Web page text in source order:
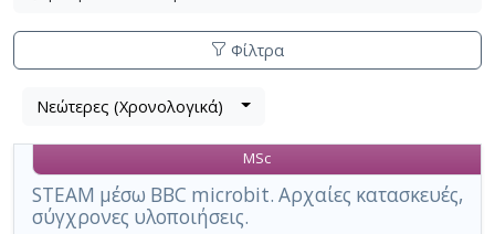
Φίλτρα
Βρέθηκε
αποτέλεσμα
,
σύνολο
Λίστα
τα
αποτελέσματα
αναζήτησης:
Νεώτερες (Χρονολογικά)
STEAM μέσω BBC microbit. Αρχαίες κατασκευές,
σύγχρονες υλοποιήσεις.
MSc